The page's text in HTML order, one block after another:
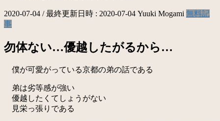
2020-07-04 / 最終更新日時 : 2020-07-04 Yuuki Mogami 無料記
事
勿体ない…優越したがるから…
僕が可愛がっている京都の弟の話である
弟は劣等感が強い
優越したくてしょうがない
見栄っ張りである